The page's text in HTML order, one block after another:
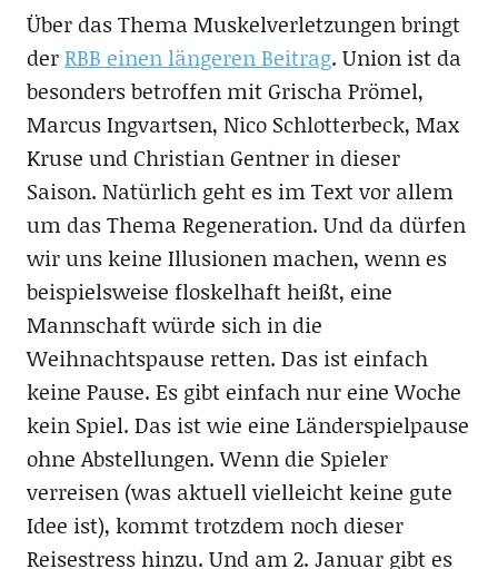
Über das Thema Muskelverletzungen bringt
derRBB einen längeren Beitrag. Union ist da
besonders betroffen mit Grischa Prömel,
Marcus Ingvartsen, Nico Schlotterbeck, Max
Kruse und Christian Gentner in dieser
Saison. Natürlich geht es im Text vor allem
um das Thema Regeneration. Und da dürfen
wir uns keine Illusionen machen, wenn es
beispielsweise floskelhaft heißt, eine
Mannschaft würde sich in die
Weihnachtspause retten. Das ist einfach
keine Pause. Es gibt einfach nur eine Woche
kein Spiel. Das ist wie eine Länderspielpause
ohne Abstellungen. Wenn die Spieler
verreisen (was aktuell vielleicht keine gute
Idee ist), kommt trotzdem noch dieser
Reisestress hinzu. Und am 2. Januar gibt es